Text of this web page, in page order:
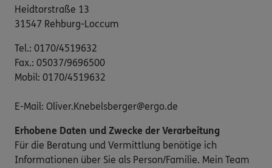
Heidtorstraße 13
31547 Rehburg-Loccum
Tel.: 0170/4519632
Fax.: 05037/9696500
Mobil: 0170/4519632
E-Mail: Oliver.Knebelsberger@ergo.de
Erhobene Daten und Zwecke der Verarbeitung
Für die Beratung und Vermittlung benötige ich
Informationen über Sie als Person/Familie. Mein Team